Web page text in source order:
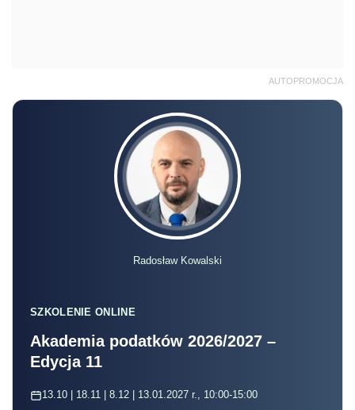
AUTOPROMOCJA
Radosław Kowalski
SZKOLENIE ONLINE
Akademia podatków 2026/2027 –
Edycja 11
13.10 | 18.11 | 8.12 | 13.01.2027 r., 10:00-15:00